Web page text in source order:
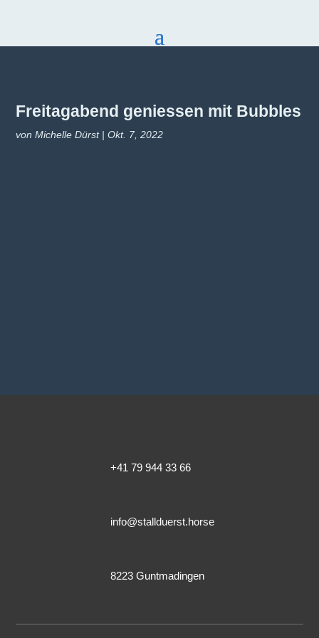
Freitagabend geniessen mit Bubbles
vonMichelle Dürst|Okt. 7, 2022
+41 79 944 33 66
info@stallduerst.horse
8223 Guntmadingen